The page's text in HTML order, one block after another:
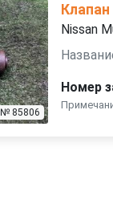
№ 85806
Nissan
Номер